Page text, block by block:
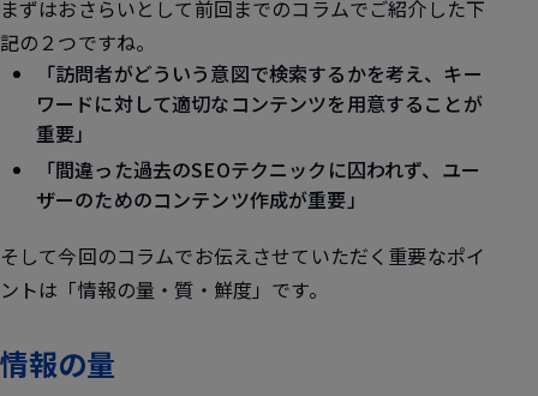
まずはおさらいとして前回までのコラムでご紹介した下
記の２つですね。
「訪問者がどういう意図で検索するかを考え、キー
ワードに対して適切なコンテンツを用意することが
重要」
「間違った過去のSEOテクニックに囚われず、ユー
ザーのためのコンテンツ作成が重要」
そして今回のコラムでお伝えさせていただく重要なポイ
ントは「情報の量・質・鮮度」です。
情報の量